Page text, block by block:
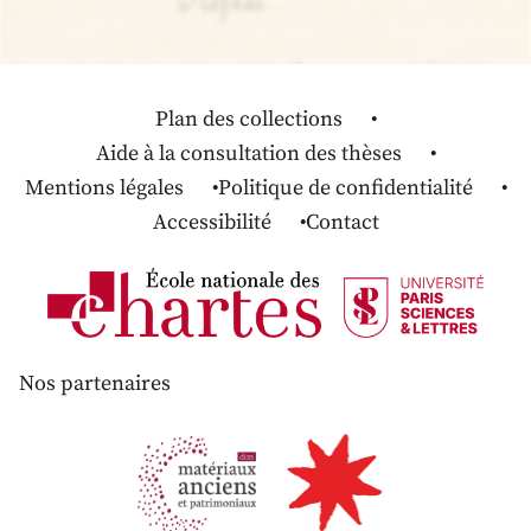
Plan des collections
Aide à la consultation des thèses
Mentions légales
Politique de confidentialité
Accessibilité
Contact
Nos partenaires